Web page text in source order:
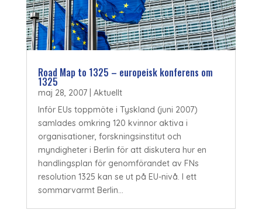
Road Map to 1325 – europeisk konferens om
1325
maj 28, 2007| Aktuellt
Inför EUs toppmöte i Tyskland (juni 2007)
samlades omkring 120 kvinnor aktiva i
organisationer, forskningsinstitut och
myndigheter i Berlin för att diskutera hur en
handlingsplan för genomförandet av FNs
resolution 1325 kan se ut på EU-nivå. I ett
sommarvarmt Berlin...